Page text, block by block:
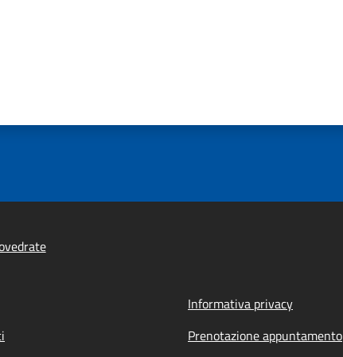
Informativa privacy
Prenotazione appuntamento